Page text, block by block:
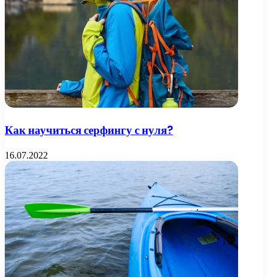
Как научиться серфингу с нуля?
16.07.2022